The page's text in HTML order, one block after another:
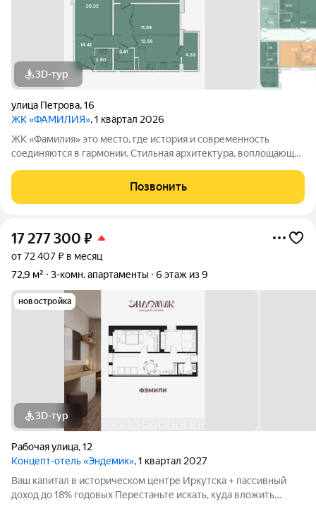
3D-тур
улица Петрова,16
ЖК «ФАМИЛИЯ», 1 квартал 2026
ЖК «Фамилия» это место, где история и современность
соединяются в гармонии. Стильная архитектура, воплощающая
технологиями и удобствами. Вокруг ЖК раскинулись улочки,
хранящие в себе воспоминания,
Позвонить
17 277 300 ₽
от 72 407 ₽ в месяц
72,9 м²
3-комн. апартаменты 6 этаж из 9
новостройка
3D-тур
Рабочая улица,12
Концепт-отель «Эндемик», 1 квартал 2027
Ваш капитал в историческом центре Иркутска + пассивный
доход до 18% годовых Перестаньте искать, куда вложить